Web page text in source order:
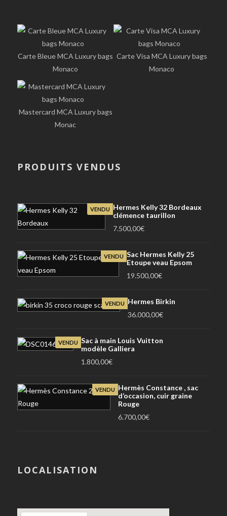
Carte Bleue MCA Luxury bags
Monaco
Carte Visa MCA Luxury bags
Monaco
Mastercard MCA Luxury bags
Monac
PRODUITS VENDUS
VENDU
Hermes Kelly 32 Bordeaux
clémence taurillon
7.500,00€
VENDU Sac Hermes Kelly 25
Etoupe veau Epsom
19.500,00€
VENDU
Hermes Birkin
36.000,00€
VENDU Sac à main Louis Vuitton
modèle Galliera
1.800,00€
VENDU
Hermès Constance , sac
d’occasion, cuir graine
Rouge
6.700,00€
LOCALISATION